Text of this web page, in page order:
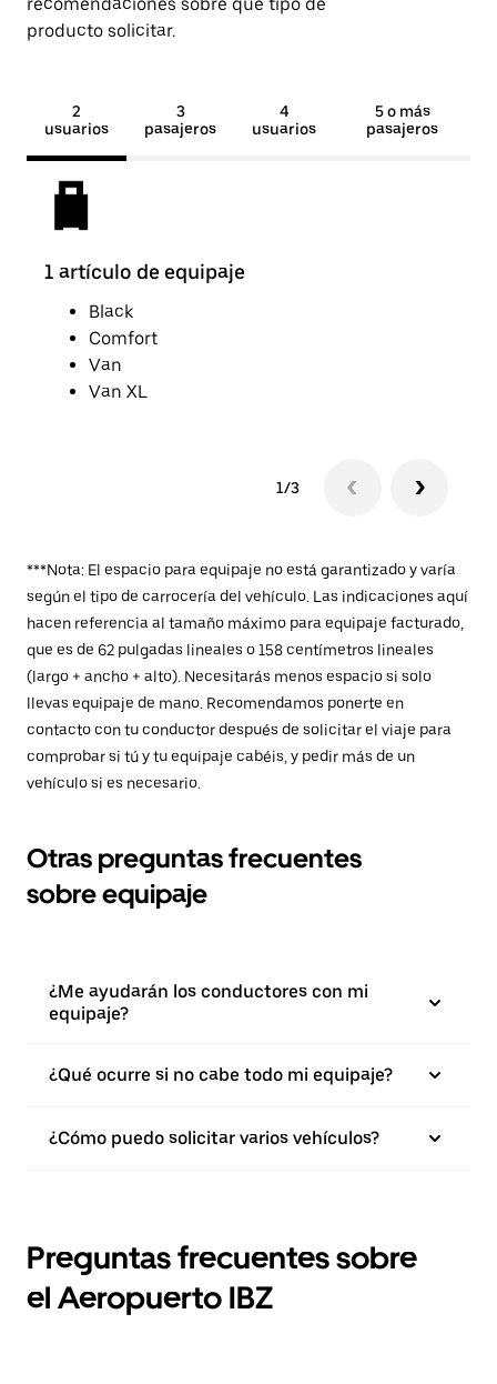
producto solicitar.
2
usuarios
3
pasajeros
4
usuarios
5 o más
pasajeros
1 artículo de equipaje
Black
Comfort
Van
Van XL
1/3
***Nota: El espacio para equipaje no está garantizado y varía
según el tipo de carrocería del vehículo. Las indicaciones aquí
hacen referencia al tamaño máximo para equipaje facturado,
que es de 62 pulgadas lineales o 158 centímetros lineales
(largo + ancho + alto). Necesitarás menos espacio si solo
llevas equipaje de mano. Recomendamos ponerte en
contacto con tu conductor después de solicitar el viaje para
comprobar si tú y tu equipaje cabéis, y pedir más de un
vehículo si es necesario.
Otras preguntas frecuentes
sobre equipaje
¿Me ayudarán los conductores con mi
equipaje?
¿Qué ocurre si no cabe todo mi equipaje?
¿Cómo puedo solicitar varios vehículos?
Preguntas frecuentes sobre
el Aeropuerto IBZ